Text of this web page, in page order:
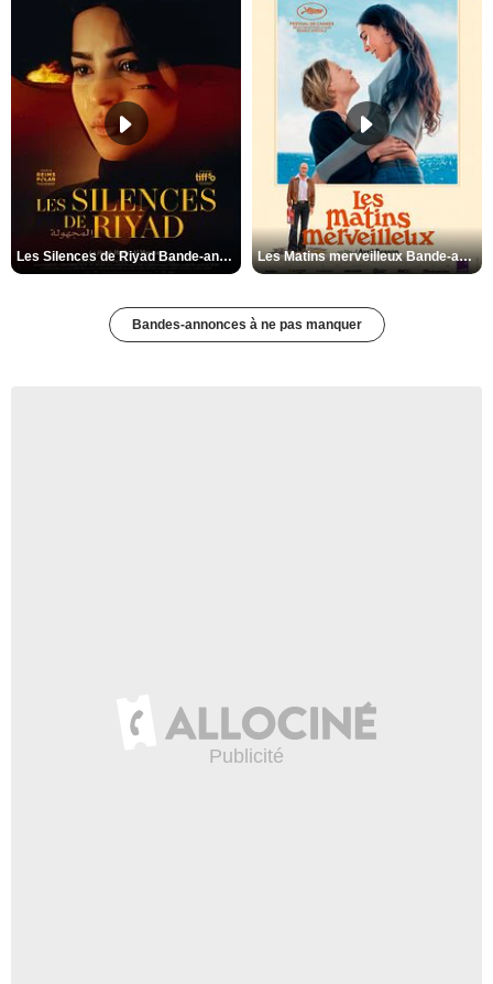
Les Silences de Riyad Bande-annonce VO STFR Les Matins merveilleux Bande-annonce VF
Bandes-annonces à ne pas manquer